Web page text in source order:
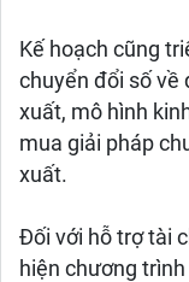
Kế hoạch cũng
chuyển đổi số về
xuất, mô hình
mua giải pháp
xuất.
Đối với hỗ trợ tài
hiện chương